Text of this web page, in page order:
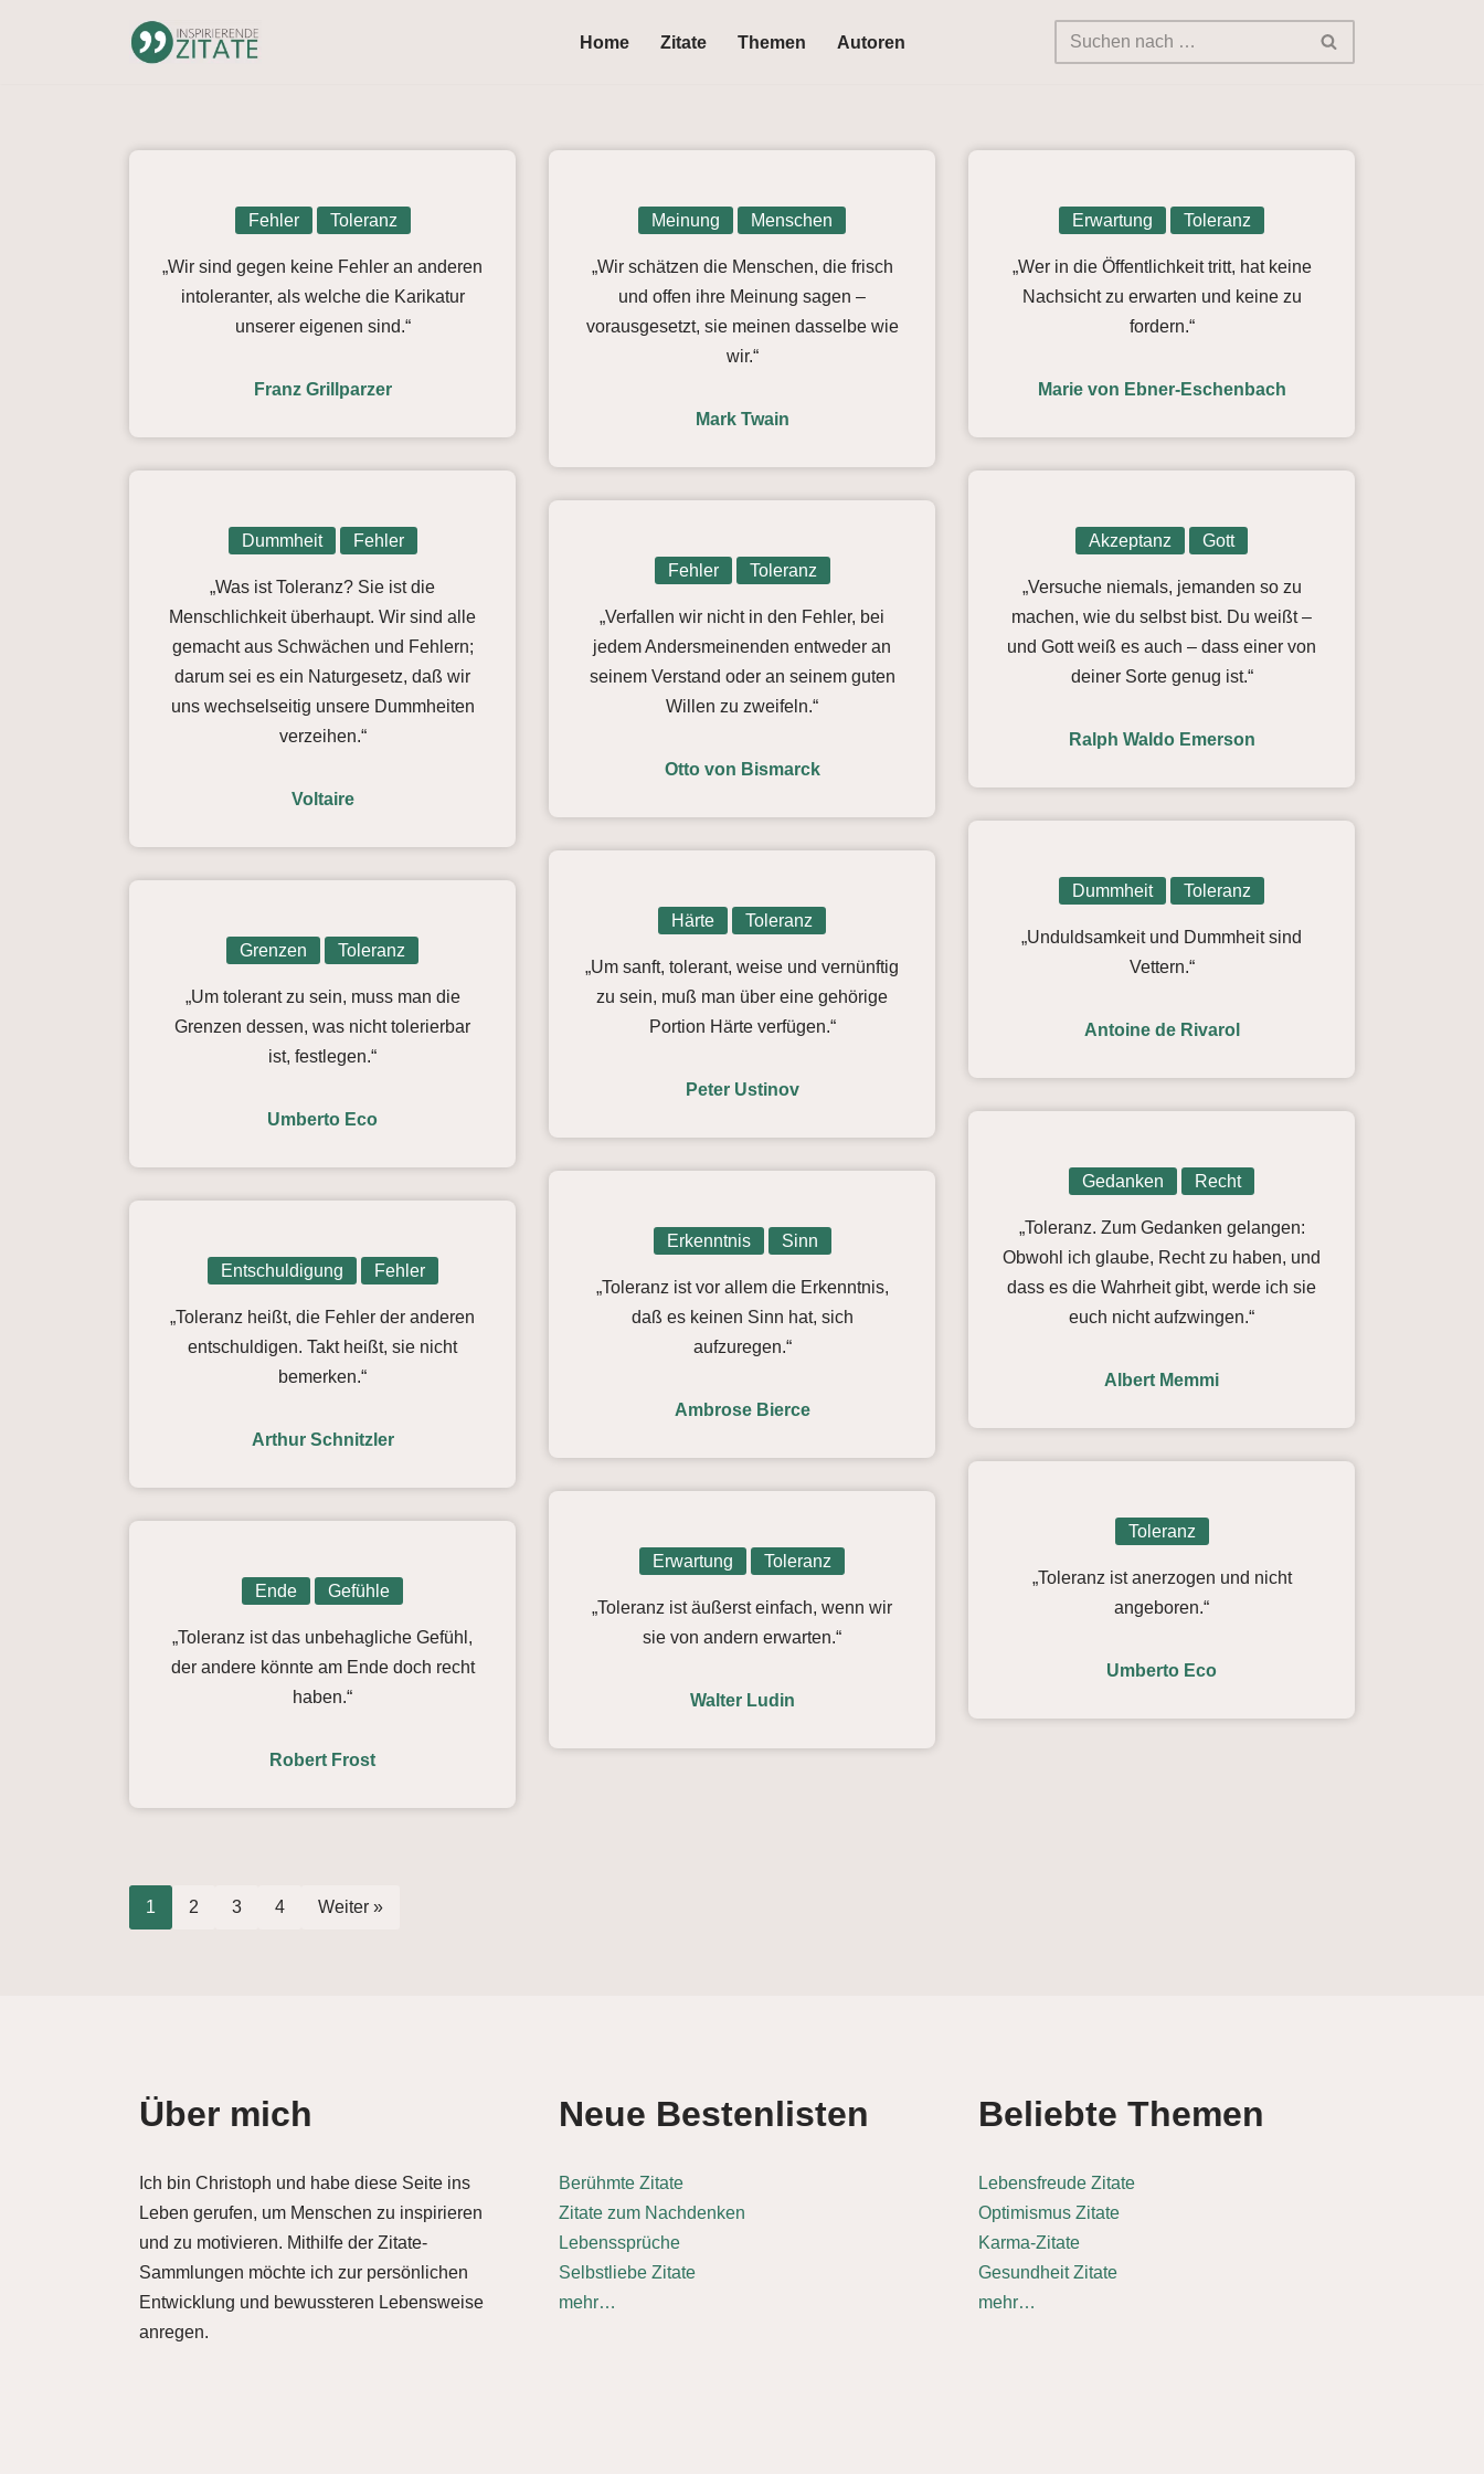
Home Zitate Themen Autoren
Fehler Toleranz
„Wir sind gegen keine Fehler an anderen
intoleranter, als welche die Karikatur
unserer eigenen sind.“
Franz Grillparzer
Meinung Menschen
„Wir schätzen die Menschen, die frisch
und offen ihre Meinung sagen –
vorausgesetzt, sie meinen dasselbe wie
wir.“
Mark Twain
Erwartung Toleranz
„Wer in die Öffentlichkeit tritt, hat keine
Nachsicht zu erwarten und keine zu
fordern.“
Marie von Ebner-Eschenbach
Dummheit Fehler
„Was ist Toleranz? Sie ist die
Menschlichkeit überhaupt. Wir sind alle
gemacht aus Schwächen und Fehlern;
darum sei es ein Naturgesetz, daß wir
uns wechselseitig unsere Dummheiten
verzeihen.“
Voltaire
Akzeptanz Gott
„Versuche niemals, jemanden so zu
machen, wie du selbst bist. Du weißt –
und Gott weiß es auch – dass einer von
deiner Sorte genug ist.“
Ralph Waldo Emerson
Fehler Toleranz
„Verfallen wir nicht in den Fehler, bei
jedem Andersmeinenden entweder an
seinem Verstand oder an seinem guten
Willen zu zweifeln.“
Otto von Bismarck
Dummheit Toleranz
„Unduldsamkeit und Dummheit sind
Vettern.“
Antoine de Rivarol
Härte Toleranz
„Um sanft, tolerant, weise und vernünftig
zu sein, muß man über eine gehörige
Portion Härte verfügen.“
Peter Ustinov
Grenzen Toleranz
„Um tolerant zu sein, muss man die
Grenzen dessen, was nicht tolerierbar
ist, festlegen.“
Umberto Eco
Gedanken Recht
„Toleranz. Zum Gedanken gelangen:
Obwohl ich glaube, Recht zu haben, und
dass es die Wahrheit gibt, werde ich sie
euch nicht aufzwingen.“
Albert Memmi
Erkenntnis Sinn
„Toleranz ist vor allem die Erkenntnis,
daß es keinen Sinn hat, sich
aufzuregen.“
Ambrose Bierce
Entschuldigung Fehler
„Toleranz heißt, die Fehler der anderen
entschuldigen. Takt heißt, sie nicht
bemerken.“
Arthur Schnitzler
Toleranz
„Toleranz ist anerzogen und nicht
angeboren.“
Umberto Eco
Erwartung Toleranz
„Toleranz ist äußerst einfach, wenn wir
sie von andern erwarten.“
Walter Ludin
Ende Gefühle
„Toleranz ist das unbehagliche Gefühl,
der andere könnte am Ende doch recht
haben.“
Robert Frost
1 2 3 4 Weiter »
Über mich
Ich bin Christoph und habe diese Seite ins
Leben gerufen, um Menschen zu inspirieren
und zu motivieren. Mithilfe der Zitate-
Sammlungen möchte ich zur persönlichen
Entwicklung und bewussteren Lebensweise
anregen.
Neue Bestenlisten
Berühmte Zitate
Zitate zum Nachdenken
Lebenssprüche
Selbstliebe Zitate
mehr…
Beliebte Themen
Lebensfreude Zitate
Optimismus Zitate
Karma-Zitate
Gesundheit Zitate
mehr…